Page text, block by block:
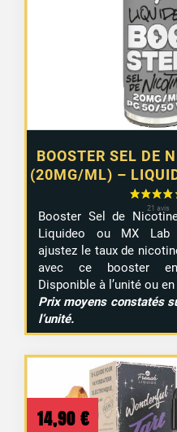
BOOSTER SEL DE
(20MG/ML) –
à
Booster Sel de
Liquideo ou MX Lab
ajustez le taux de
avec ce booster
Disponible à l’unité ou
Prix moyens constatés
l’unité.
14,90 €